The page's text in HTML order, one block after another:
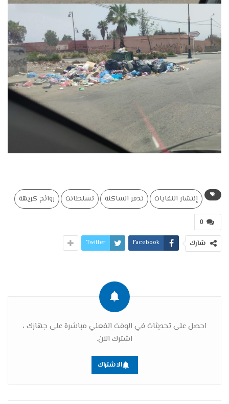
إنتشار النفايات تدمر الساكنة تسلطانت روائح كريهة
0
شارك Facebook
Twitter
احصل على تحديثات في الوقت الفعلي مباشرة على جهازك ،
اشترك الآن.
الاشتراك